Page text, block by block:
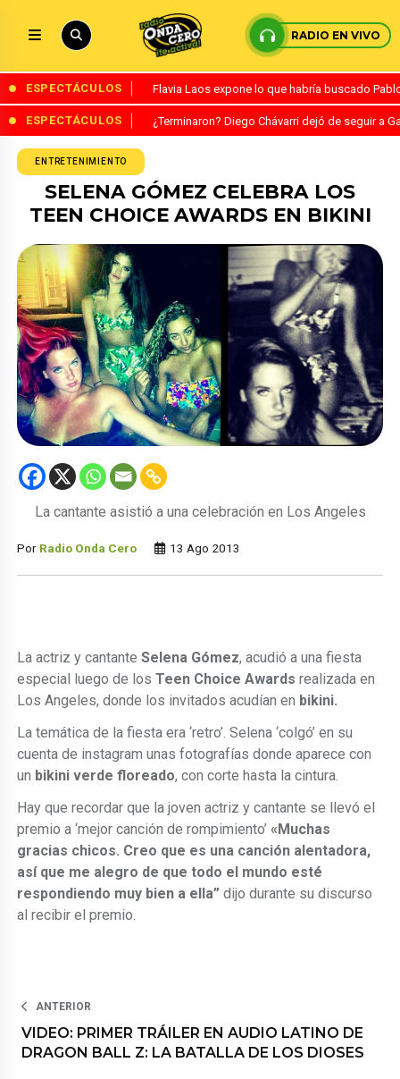
RADIO EN VIVO
ESPECTÁCULOS Flavia Laos expone lo que habría buscado
ESPECTÁCULOS ¿Terminaron? Diego Chávarri dejó de seguir a
ENTRETENIMIENTO
SELENA GÓMEZ CELEBRA LOS
TEEN CHOICE AWARDS EN BIKINI
La cantante asistió a una celebración en Los Angeles
Por Radio Onda Cero 13 Ago 2013
La actriz y cantanteSelena Gómez, acudió a una fiesta
especial luego de losTeen Choice Awards realizada en
Los Angeles, donde los invitados acudían en bikini.
La temática de la fiesta era ‘retro’. Selena ‘colgó’ en su
cuenta de instagram unas fotografías donde aparece con
un bikini verde floreado, con corte hasta la cintura.
Hay que recordar que la joven actriz y cantante se llevó el
premio a ‘mejor canción de rompimiento’ «Muchas
gracias chicos. Creo que es una canción alentadora,
así que me alegro de que todo el mundo esté
respondiendo muy bien a ella” dijo durante su discurso
al recibir el premio.
ANTERIOR
VIDEO: PRIMER TRÁILER EN AUDIO LATINO DE
DRAGON BALL Z: LA BATALLA DE LOS DIOSES